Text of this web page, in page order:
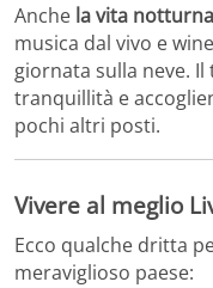
Anche la vita
musica dal vivo e
giornata sulla neve.
tranquillità e
pochi altri posti.
Vivere al meglio
Ecco qualche dritta
meraviglioso paese: